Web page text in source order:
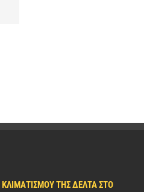
ΤΗΣ ΔΈΛΤΑ ΣΤΟ